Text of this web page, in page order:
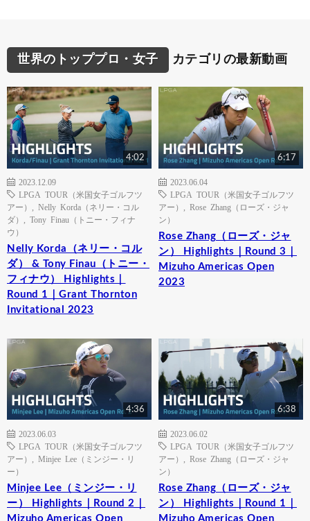
世界のトッププロ・女子 カテゴリの最新動画
4:02
2023.12.09
LPGA TOUR（米国女子ゴルフツ
アー）
Nelly Korda（ネリー・コル
ダ）
Tony Finau（トニー・フィナ
ウ）
Nelly Korda（ネリー・コル
ダ） & Tony Finau（トニー・
フィナウ） Highlights｜
Round 1｜Grant Thornton
Invitational 2023
6:17
2023.06.04
LPGA TOUR（米国女子ゴルフツ
アー）
Rose Zhang（ローズ・ジャ
ン）
Rose Zhang（ローズ・ジャ
ン） Highlights｜Round 3｜
Mizuho Americas Open
2023
4:36
2023.06.03
LPGA TOUR（米国女子ゴルフツ
アー）
Minjee Lee（ミンジー・リ
ー）
Minjee Lee（ミンジー・リ
ー） Highlights｜Round 2｜
Mizuho Americas Open
6:38
2023.06.02
LPGA TOUR（米国女子ゴルフツ
アー）
Rose Zhang（ローズ・ジャ
ン）
Rose Zhang（ローズ・ジャ
ン） Highlights｜Round 1｜
Mizuho Americas Open